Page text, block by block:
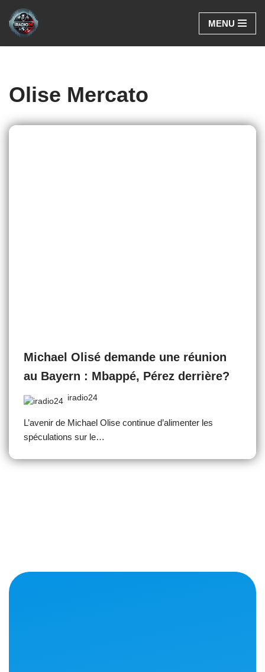
Aller
au
MENU
Olise Mercato
Michael Olisé demande une réunion
au Bayern : Mbappé, Pérez derrière?
iradio24
L’avenir de Michael Olise continue d’alimenter les
spéculations sur le…